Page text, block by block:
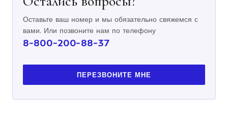
Оставьте ваш номер и мы обязательно свяжемся с
вами. Или позвоните нам по телефону
8-800-200-88-37
ПЕРЕЗВОНИТЕ МНЕ